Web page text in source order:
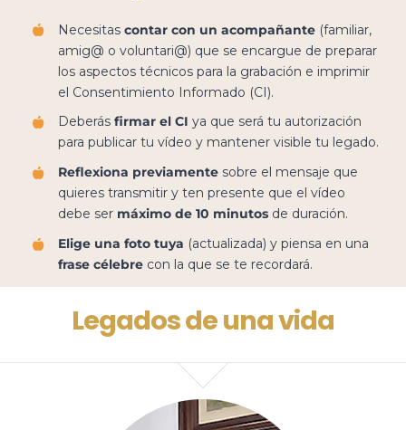
Necesitas contar con un acompañante(familiar,
amig@ o voluntari@) que se encargue de preparar
los aspectos técnicos para la grabación e imprimir
el Consentimiento Informado (CI).
Deberás firmar el CI ya que será tu autorización
para publicar tu vídeo y mantener visible tu legado.
Reflexiona previamentesobre el mensaje que
quieres transmitir y ten presente que el vídeo
debe ser máximo de 10 minutosde duración.
Elige una foto tuya (actualizada) y piensa en una
frase célebrecon la que se te recordará.
Legados de una vida